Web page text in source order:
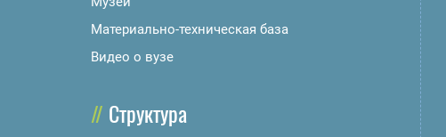
Материально-техническая база
Видео о вузе
Структура